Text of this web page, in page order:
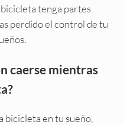
tenga partes
perdido el control de tu
caerse mientras
bicicleta en tu sueño,